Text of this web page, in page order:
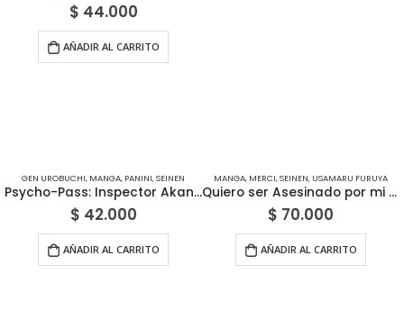
$ 44.000
AÑADIR AL CARRITO
GEN UROBUCHI, MANGA, PANINI,SEINEN
Psycho-Pass: Inspector Akane Tsunemori – Edición Panini México
$ 42.000
AÑADIR AL CARRITO
MANGA, MERCI,SEINEN, USAMARU FURUYA
Quiero ser Asesinado por mi Alumna – Edición Merci
$ 70.000
AÑADIR AL CARRITO